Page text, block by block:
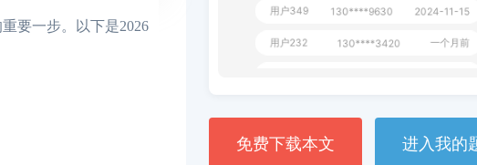
要一步。以下是2026
免费下载本文 进入我的